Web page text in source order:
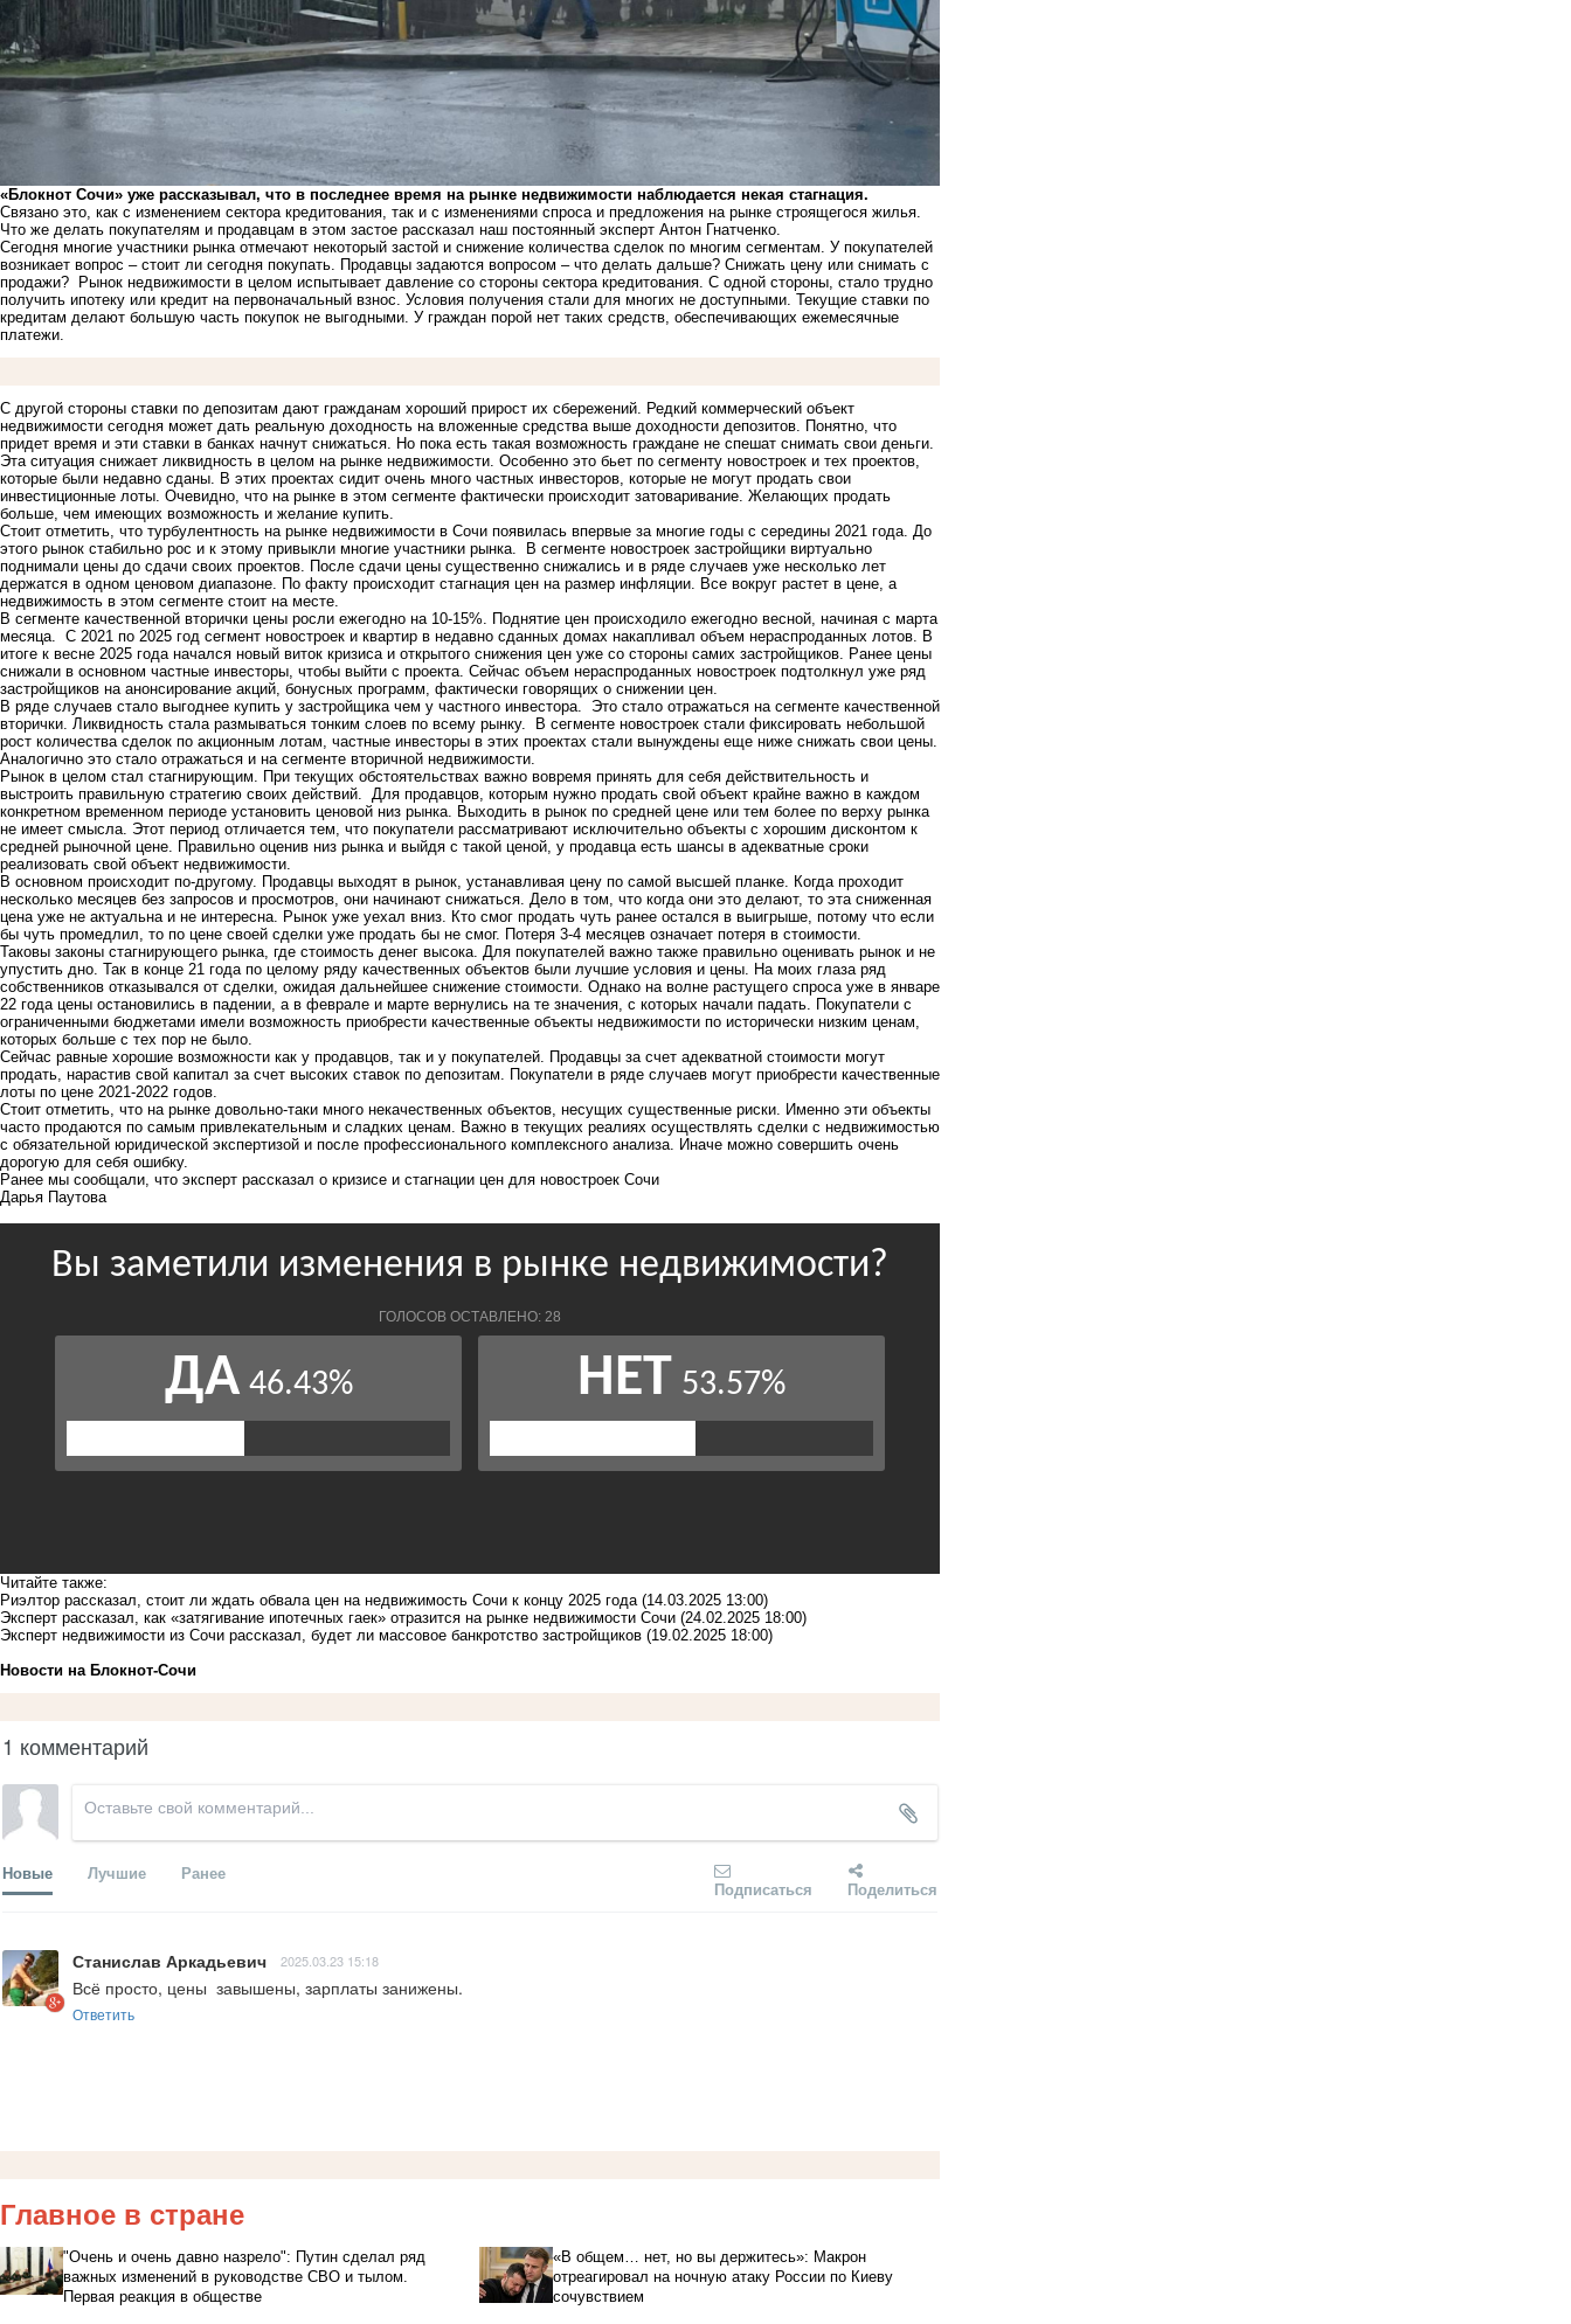
«Блокнот Сочи» уже рассказывал, что в последнее время на рынке недвижимости наблюдается некая стагнация.
Связано это, как с изменением сектора кредитования, так и с изменениями спроса и предложения на рынке строящегося жилья.
Что же делать покупателям и продавцам в этом застое рассказал наш постоянный эксперт Антон Гнатченко.
Сегодня многие участники рынка отмечают некоторый застой и снижение количества сделок по многим сегментам. У покупателей
возникает вопрос – стоит ли сегодня покупать. Продавцы задаются вопросом – что делать дальше? Снижать цену или снимать с
продажи? Рынок недвижимости в целом испытывает давление со стороны сектора кредитования. С одной стороны, стало трудно
получить ипотеку или кредит на первоначальный взнос. Условия получения стали для многих не доступными. Текущие ставки по
кредитам делают большую часть покупок не выгодными. У граждан порой нет таких средств, обеспечивающих ежемесячные
платежи.
С другой стороны ставки по депозитам дают гражданам хороший прирост их сбережений. Редкий коммерческий объект
недвижимости сегодня может дать реальную доходность на вложенные средства выше доходности депозитов. Понятно, что
придет время и эти ставки в банках начнут снижаться. Но пока есть такая возможность граждане не спешат снимать свои деньги.
Эта ситуация снижает ликвидность в целом на рынке недвижимости. Особенно это бьет по сегменту новостроек и тех проектов,
которые были недавно сданы. В этих проектах сидит очень много частных инвесторов, которые не могут продать свои
инвестиционные лоты. Очевидно, что на рынке в этом сегменте фактически происходит затоваривание. Желающих продать
больше, чем имеющих возможность и желание купить.
Стоит отметить, что турбулентность на рынке недвижимости в Сочи появилась впервые за многие годы с середины 2021 года. До
этого рынок стабильно рос и к этому привыкли многие участники рынка. В сегменте новостроек застройщики виртуально
поднимали цены до сдачи своих проектов. После сдачи цены существенно снижались и в ряде случаев уже несколько лет
держатся в одном ценовом диапазоне. По факту происходит стагнация цен на размер инфляции. Все вокруг растет в цене, а
недвижимость в этом сегменте стоит на месте.
В сегменте качественной вторички цены росли ежегодно на 10-15%. Поднятие цен происходило ежегодно весной, начиная с марта
месяца. С 2021 по 2025 год сегмент новостроек и квартир в недавно сданных домах накапливал объем нераспроданных лотов. В
итоге к весне 2025 года начался новый виток кризиса и открытого снижения цен уже со стороны самих застройщиков. Ранее цены
снижали в основном частные инвесторы, чтобы выйти с проекта. Сейчас объем нераспроданных новостроек подтолкнул уже ряд
застройщиков на анонсирование акций, бонусных программ, фактически говорящих о снижении цен.
В ряде случаев стало выгоднее купить у застройщика чем у частного инвестора. Это стало отражаться на сегменте качественной
вторички. Ликвидность стала размываться тонким слоев по всему рынку. В сегменте новостроек стали фиксировать небольшой
рост количества сделок по акционным лотам, частные инвесторы в этих проектах стали вынуждены еще ниже снижать свои цены.
Аналогично это стало отражаться и на сегменте вторичной недвижимости.
Рынок в целом стал стагнирующим. При текущих обстоятельствах важно вовремя принять для себя действительность и
выстроить правильную стратегию своих действий. Для продавцов, которым нужно продать свой объект крайне важно в каждом
конкретном временном периоде установить ценовой низ рынка. Выходить в рынок по средней цене или тем более по верху рынка
не имеет смысла. Этот период отличается тем, что покупатели рассматривают исключительно объекты с хорошим дисконтом к
средней рыночной цене. Правильно оценив низ рынка и выйдя с такой ценой, у продавца есть шансы в адекватные сроки
реализовать свой объект недвижимости.
В основном происходит по-другому. Продавцы выходят в рынок, устанавливая цену по самой высшей планке. Когда проходит
несколько месяцев без запросов и просмотров, они начинают снижаться. Дело в том, что когда они это делают, то эта сниженная
цена уже не актуальна и не интересна. Рынок уже уехал вниз. Кто смог продать чуть ранее остался в выигрыше, потому что если
бы чуть промедлил, то по цене своей сделки уже продать бы не смог. Потеря 3-4 месяцев означает потеря в стоимости.
Таковы законы стагнирующего рынка, где стоимость денег высока. Для покупателей важно также правильно оценивать рынок и не
упустить дно. Так в конце 21 года по целому ряду качественных объектов были лучшие условия и цены. На моих глаза ряд
собственников отказывался от сделки, ожидая дальнейшее снижение стоимости. Однако на волне растущего спроса уже в январе
22 года цены остановились в падении, а в феврале и марте вернулись на те значения, с которых начали падать. Покупатели с
ограниченными бюджетами имели возможность приобрести качественные объекты недвижимости по исторически низким ценам,
которых больше с тех пор не было.
Сейчас равные хорошие возможности как у продавцов, так и у покупателей. Продавцы за счет адекватной стоимости могут
продать, нарастив свой капитал за счет высоких ставок по депозитам. Покупатели в ряде случаев могут приобрести качественные
лоты по цене 2021-2022 годов.
Стоит отметить, что на рынке довольно-таки много некачественных объектов, несущих существенные риски. Именно эти объекты
часто продаются по самым привлекательным и сладких ценам. Важно в текущих реалиях осуществлять сделки с недвижимостью
с обязательной юридической экспертизой и после профессионального комплексного анализа. Иначе можно совершить очень
дорогую для себя ошибку.
Ранее мы сообщали, что эксперт рассказал о кризисе и стагнации цен для новостроек Сочи
Дарья Паутова
Читайте также:
Риэлтор рассказал, стоит ли ждать обвала цен на недвижимость Сочи к концу 2025 года (14.03.2025 13:00)
Эксперт рассказал, как «затягивание ипотечных гаек» отразится на рынке недвижимости Сочи (24.02.2025 18:00)
Эксперт недвижимости из Сочи рассказал, будет ли массовое банкротство застройщиков (19.02.2025 18:00)
Новости на Блoкнoт-Сочи
1 комментарий
Новые Лучшие Ранее
Подписаться Поделиться
Станислав Аркадьевич 2025.03.23 15:18
Всё просто, цены  завышены, зарплаты занижены.
Ответить
Главное в стране
"Очень и очень давно назрело": Путин сделал ряд
важных изменений в руководстве СВО и тылом.
Первая реакция в обществе
«В общем… нет, но вы держитесь»: Макрон
отреагировал на ночную атаку России по Киеву
сочувствием